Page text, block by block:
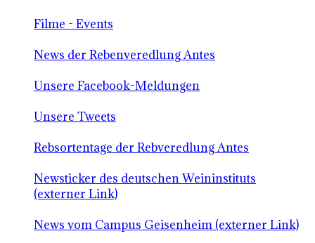
Filme - Events
News der Rebenveredlung Antes
Unsere Facebook-Meldungen
Unsere Tweets
Rebsortentage der Rebveredlung Antes
Newsticker des deutschen Weininstituts
(externer Link)
News vom Campus Geisenheim (externer Link)